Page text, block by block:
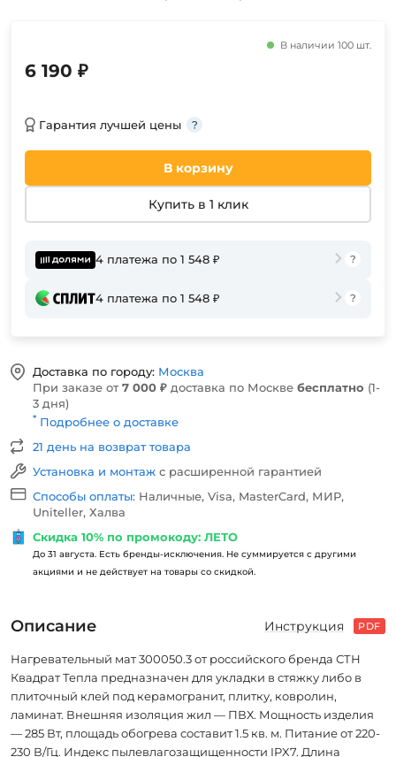
В наличии 100 шт.
6 190 ₽
Гарантия лучшей цены
В корзину
Купить в 1 клик
4 платежа по 1 548 ₽
4 платежа по 1 548 ₽
Доставка по городу: Москва
При заказе от7 000 ₽ доставка по Москве бесплатно (1-
3 дня)
* Подробнее о доставке
21 день на возврат товара
Установка и монтаж с расширенной гарантией
Способы оплаты: Наличные, Visa, MasterCard, МИР,
Uniteller, Халва
Скидка 10% по промокоду: ЛЕТО
До 31 августа. Есть бренды-исключения. Не суммируется с другими
акциями и не действует на товары со скидкой.
Описание Инструкция PDF
Нагревательный мат 300050.3 от российского бренда СТН
Квадрат Тепла предназначен для укладки в стяжку либо в
плиточный клей под керамогранит, плитку, ковролин,
ламинат. Внешняя изоляция жил — ПВХ. Мощность изделия
— 285 Вт, площадь обогрева составит 1.5 кв. м. Питание от 220-
230 В/Гц. Индекс пылевлагозащищенности IPX7. Длина